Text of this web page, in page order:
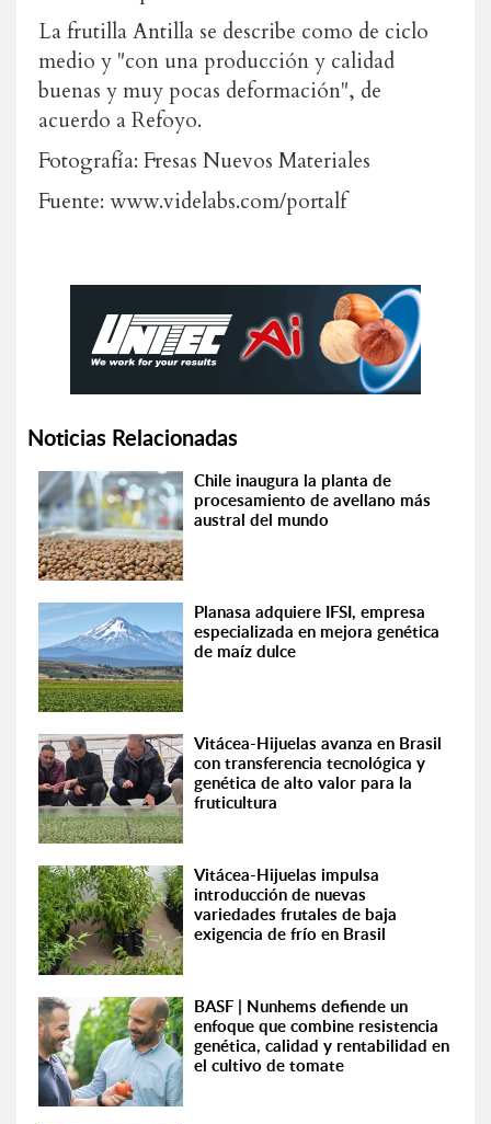
La frutilla Antilla se describe como de ciclo
medio y "con una producción y calidad
buenas y muy pocas deformación", de
acuerdo a Refoyo.
Fotografía: Fresas Nuevos Materiales
Fuente: www.videlabs.com/portalf
Noticias Relacionadas
Chile inaugura la planta de
procesamiento de avellano más
austral del mundo
Planasa adquiere IFSI, empresa
especializada en mejora genética
de maíz dulce
Vitácea-Hijuelas avanza en Brasil
con transferencia tecnológica y
genética de alto valor para la
fruticultura
Vitácea-Hijuelas impulsa
introducción de nuevas
variedades frutales de baja
exigencia de frío en Brasil
BASF | Nunhems defiende un
enfoque que combine resistencia
genética, calidad y rentabilidad en
el cultivo de tomate